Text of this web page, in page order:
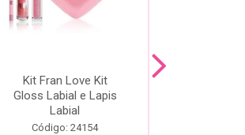
Kit Fran Love Kit
Gloss Labial e Lapis
Labial
Código: 24154